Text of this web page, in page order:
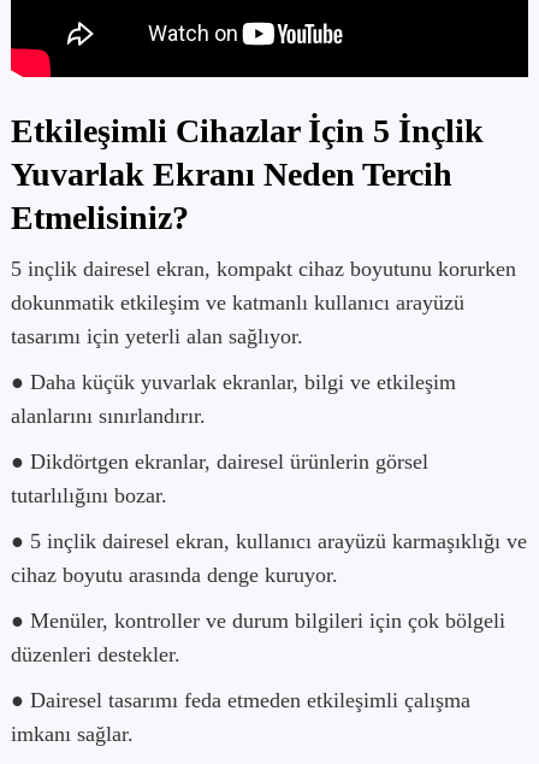
Etkileşimli Cihazlar İçin 5 İnçlik
Yuvarlak Ekranı Neden Tercih
Etmelisiniz?
5 inçlik dairesel ekran, kompakt cihaz boyutunu korurken
dokunmatik etkileşim ve katmanlı kullanıcı arayüzü
tasarımı için yeterli alan sağlıyor.
● Daha küçük yuvarlak ekranlar, bilgi ve etkileşim
alanlarını sınırlandırır.
● Dikdörtgen ekranlar, dairesel ürünlerin görsel
tutarlılığını bozar.
● 5 inçlik dairesel ekran, kullanıcı arayüzü karmaşıklığı ve
cihaz boyutu arasında denge kuruyor.
● Menüler, kontroller ve durum bilgileri için çok bölgeli
düzenleri destekler.
● Dairesel tasarımı feda etmeden etkileşimli çalışma
imkanı sağlar.